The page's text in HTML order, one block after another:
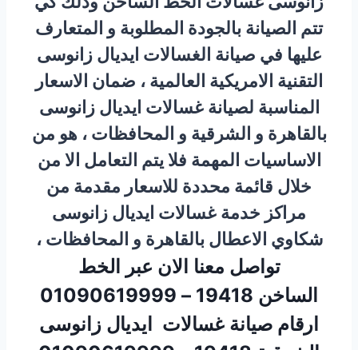
تتم الصيانة بالجودة المطلوبة و المتعارف
عليها في صيانة الغسالات ايديال زانوسى
التقنية الامريكية العالمية ، ضمان الاسعار
المناسبة لصيانة غسالات ايديال زانوسى
بالقاهرة و الشرقية و المحافظات ، هو من
الاساسيات المهمة فلا يتم التعامل الا من
خلال قائمة محددة للاسعار مقدمة من
مراكز خدمة غسالات ايديال زانوسى
شكاوي الاعطال بالقاهرة و المحافظات ،
تواصل معنا الان عبر الخط
الساخن 19418 – 01090619999
ارقام صيانة غسالات ايديال زانوسى